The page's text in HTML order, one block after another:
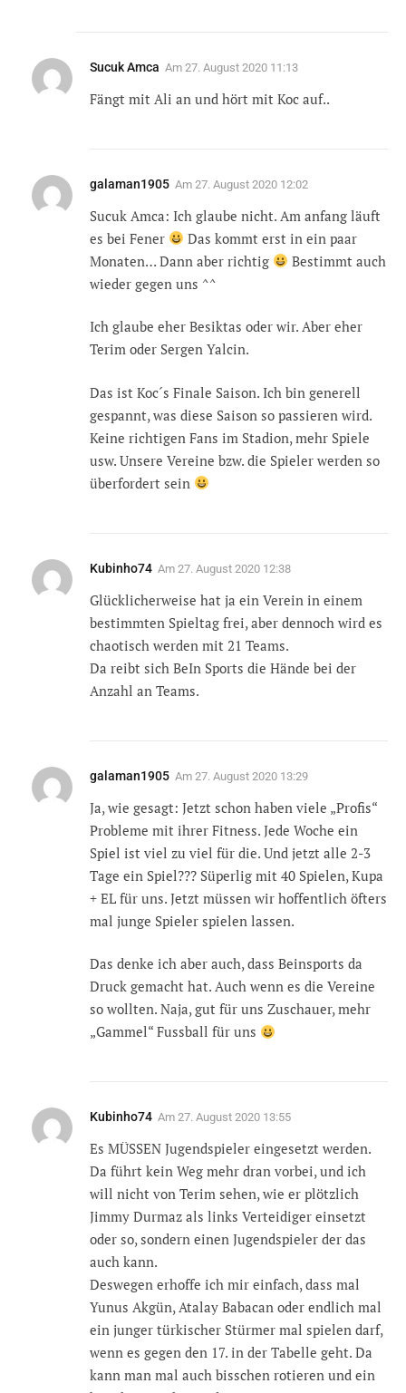
Sucuk Amca Am 27. August 2020 11:13
Fängt mit Ali an und hört mit Koc auf..
galaman1905 Am 27. August 2020 12:02
Sucuk Amca: Ich glaube nicht. Am anfang läuft
es bei Fener
Das kommt erst in ein paar
Monaten… Dann aber richtig
Bestimmt auch
wieder gegen uns ^^
Ich glaube eher Besiktas oder wir. Aber eher
Terim oder Sergen Yalcin.
Das ist Koc´s Finale Saison. Ich bin generell
gespannt, was diese Saison so passieren wird.
Keine richtigen Fans im Stadion, mehr Spiele
usw. Unsere Vereine bzw. die Spieler werden so
überfordert sein
Kubinho74 Am 27. August 2020 12:38
Glücklicherweise hat ja ein Verein in einem
bestimmten Spieltag frei, aber dennoch wird es
chaotisch werden mit 21 Teams.
Da reibt sich BeIn Sports die Hände bei der
Anzahl an Teams.
galaman1905 Am 27. August 2020 13:29
Ja, wie gesagt: Jetzt schon haben viele „Profis“
Probleme mit ihrer Fitness. Jede Woche ein
Spiel ist viel zu viel für die. Und jetzt alle 2-3
Tage ein Spiel??? Süperlig mit 40 Spielen, Kupa
+ EL für uns. Jetzt müssen wir hoffentlich öfters
mal junge Spieler spielen lassen.
Das denke ich aber auch, dass Beinsports da
Druck gemacht hat. Auch wenn es die Vereine
so wollten. Naja, gut für uns Zuschauer, mehr
„Gammel“ Fussball für uns
Kubinho74 Am 27. August 2020 13:55
Es MÜSSEN Jugendspieler eingesetzt werden.
Da führt kein Weg mehr dran vorbei, und ich
will nicht von Terim sehen, wie er plötzlich
Jimmy Durmaz als links Verteidiger einsetzt
oder so, sondern einen Jugendspieler der das
auch kann.
Deswegen erhoffe ich mir einfach, dass mal
Yunus Akgün, Atalay Babacan oder endlich mal
ein junger türkischer Stürmer mal spielen darf,
wenn es gegen den 17. in der Tabelle geht. Da
kann man mal auch bisschen rotieren und ein